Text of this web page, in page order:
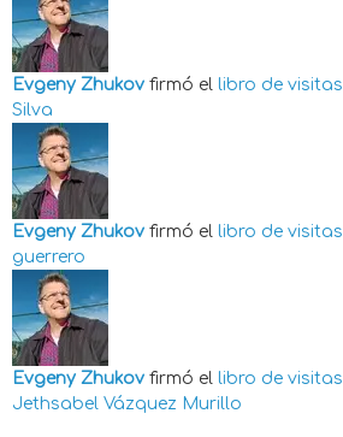
Evgeny Zhukov firmó el libro de
Silva
Evgeny Zhukov firmó el libro de
guerrero
Evgeny Zhukov firmó el libro de
Jethsabel Vázquez Murillo